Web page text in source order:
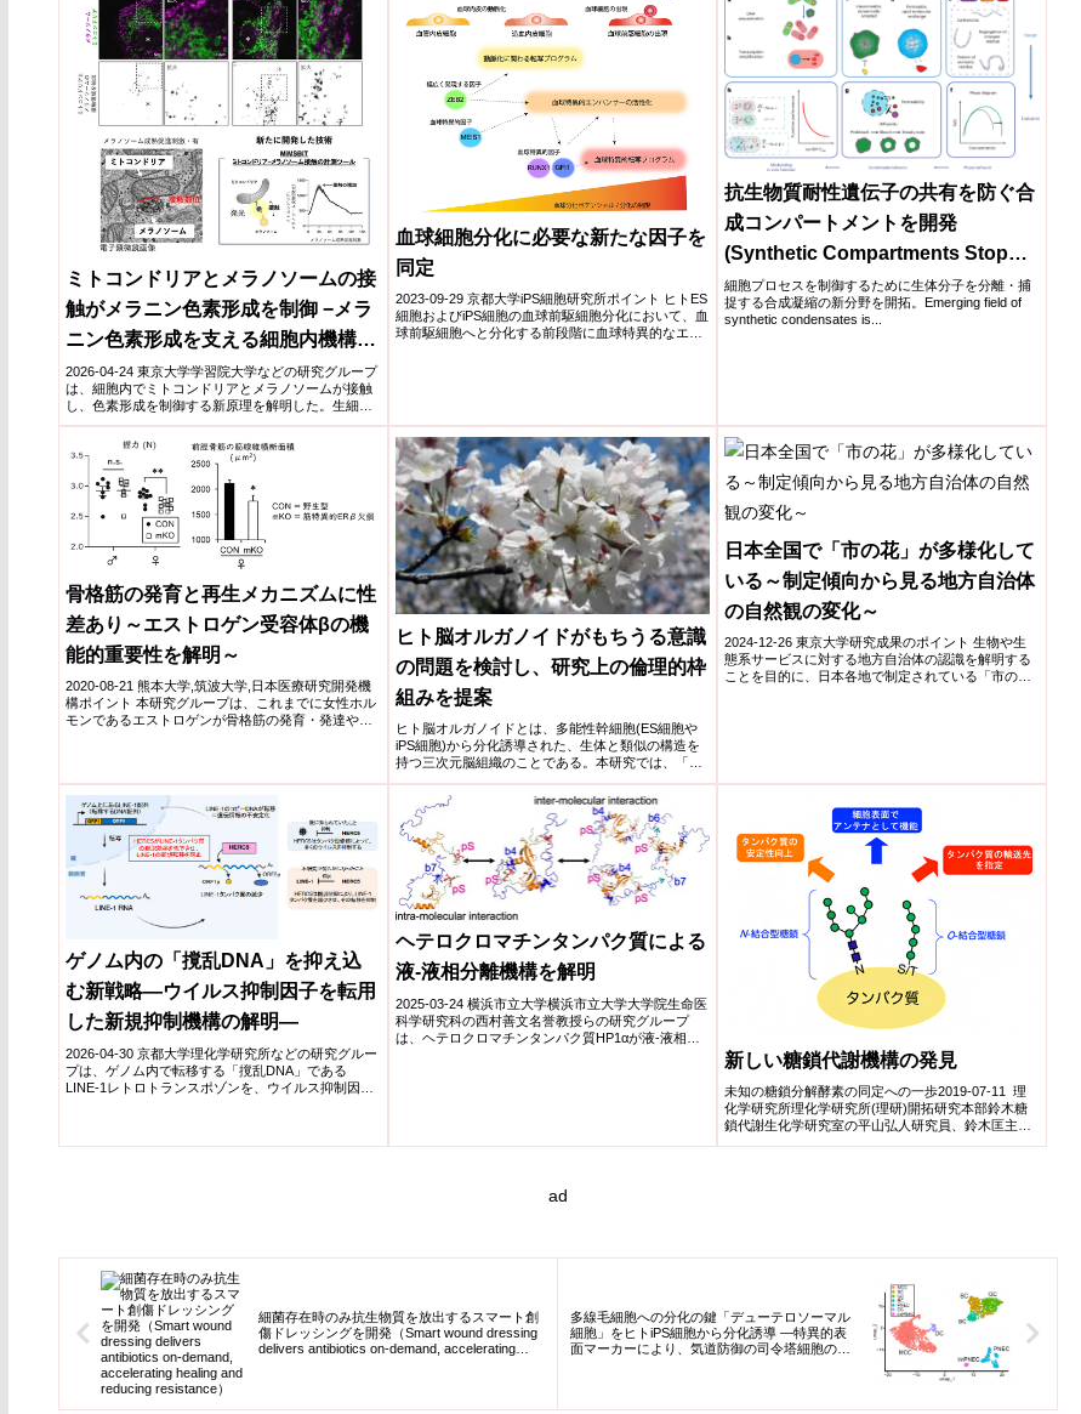
ミトコンドリアとメラノソームの接
触がメラニン色素形成を制御 −メラ
ニン色素形成を支える細胞内機構を
解明−
2026-04-24 東京大学学習院大学などの研究グループ
は、細胞内でミトコンドリアとメラノソームが接触
し、色素形成を制御する新原理を解明した。生細胞
でオルガネ...
血球細胞分化に必要な新たな因子を
同定
2023-09-29 京都大学iPS細胞研究所ポイント ヒトES
細胞およびiPS細胞の血球前駆細胞分化において、血
球前駆細胞へと分化する前段階に血球特異的なエ
抗生物質耐性遺伝子の共有を防ぐ合
成コンパートメントを開発
(Synthetic Compartments Stop
Pathogens from Sharing
Antibiotic Resistance Genes)
細胞プロセスを制御するために生体分子を分離・捕
捉する合成凝縮の新分野を開拓。Emerging field of
synthetic condensates is...
骨格筋の発育と再生メカニズムに性
差あり～エストロゲン受容体βの機
能的重要性を解明～
2020-08-21 熊本大学,筑波大学,日本医療研究開発機
構ポイント 本研究グループは、これまでに女性ホル
モンであるエストロゲンが骨格筋の発育・発達や再
ヒト脳オルガノイドがもちうる意識
の問題を検討し、研究上の倫理的枠
組みを提案
ヒト脳オルガノイドとは、多能性幹細胞(ES細胞や
iPS細胞)から分化誘導された、生体と類似の構造を
持つ三次元脳組織のことである。本研究では、「ヒ
識はないとみなし、モノとして扱うことによって生
じうる被害をできるだけ避けるべき」という予防原
則を採用する。説得力のある意識理論のうちの一つ
でもヒト脳オルガノイドに意識を認めるなら、脳オ
ルガノイドは意識をもつと仮定して研究を進めるべ
きである。ヒト脳オルガノイドがどのような種類の
意識経験をもちうるか、その発達度合いなどから推
測する方法論を提示する。
日本全国で「市の花」が多様化して
いる～制定傾向から見る地方自治体
の自然観の変化～
2024-12-26 東京大学研究成果のポイント 生物や生
態系サービスに対する地方自治体の認識を解明する
ことを目的に、日本各地で制定されている「市の
ゲノム内の「撹乱DNA」を抑え込
む新戦略―ウイルス抑制因子を転用
した新規抑制機構の解明―
2026-04-30 京都大学理化学研究所などの研究グルー
プは、ゲノム内で転移する「撹乱DNA」である
LINE-1レトロトランスポゾンを、ウイルス抑制因子
ヘテロクロマチンタンパク質による
液-液相分離機構を解明
2025-03-24 横浜市立大学​横浜市立大学大学院生命医
科学研究科の西村善文名誉教授らの研究グループ
は、ヘテロクロマチンタンパク質HP1αが液-液相分
新しい糖鎖代謝機構の発見
未知の糖鎖分解酵素の同定への一歩2019-07-11 理
化学研究所理化学研究所(理研)開拓研究本部鈴木糖
鎖代謝生化学研究室の平山弘人研究員、鈴木匡主任
ad
細菌存在時のみ抗生物質を放出するスマート創
傷ドレッシングを開発（Smart wound dressing
delivers antibiotics on-demand, accelerating
多線毛細胞への分化の鍵「デューテロソーマル
細胞」をヒトiPS細胞から分化誘導 ―特異的表
面マーカーにより、気道防御の司令塔細胞の解